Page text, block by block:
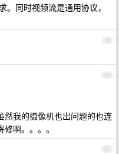
同时视频流是通用协议，
19
20
然我的摄像机也出问题的也连
啊。。。。
21